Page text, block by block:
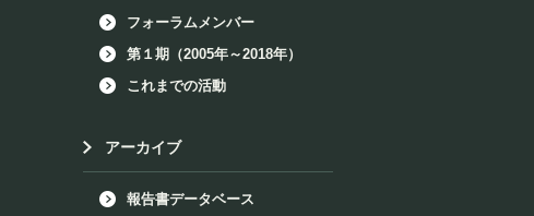
フォーラムメンバー
第１期（2005年～2018年）
これまでの活動
アーカイブ
報告書データベース